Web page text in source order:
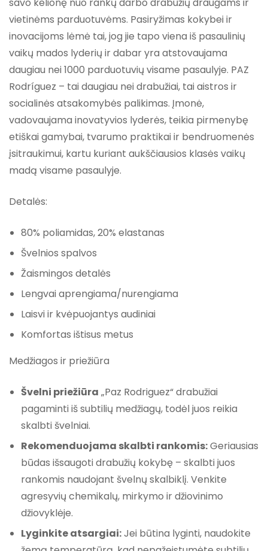
vietinėms parduotuvėms. Pasiryžimas kokybei ir
inovacijoms lėmė tai, jog jie tapo viena iš pasaulinių
vaikų mados lyderių ir dabar yra atstovaujama
daugiau nei 1000 parduotuvių visame pasaulyje. PAZ
Rodríguez – tai daugiau nei drabužiai, tai aistros ir
socialinės atsakomybės palikimas. Įmonė,
vadovaujama inovatyvios lyderės, teikia pirmenybę
etiškai gamybai, tvarumo praktikai ir bendruomenės
įsitraukimui, kartu kuriant aukščiausios klasės vaikų
madą visame pasaulyje.
Detalės:
80% poliamidas, 20% elastanas
Švelnios spalvos
Žaismingos detalės
Lengvai aprengiama/nurengiama
Laisvi ir kvėpuojantys audiniai
Komfortas ištisus metus
Medžiagos ir priežiūra
Švelni priežiūra „Paz Rodriguez“ drabužiai
pagaminti iš subtilių medžiagų, todėl juos reikia
skalbti švelniai.
Rekomenduojama skalbti rankomis:Geriausias
būdas išsaugoti drabužių kokybę – skalbti juos
rankomis naudojant švelnų skalbiklį. Venkite
agresyvių chemikalų, mirkymo ir džiovinimo
džiovyklėje.
Lyginkite atsargiai:Jei būtina lyginti, naudokite